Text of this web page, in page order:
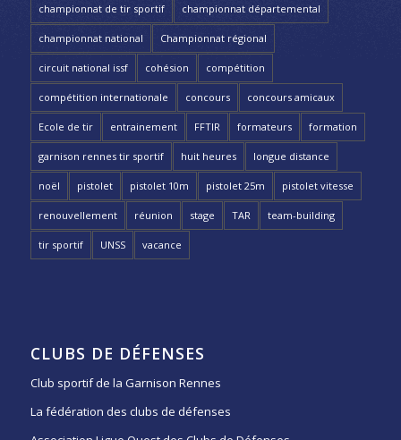
championnat de tir sportif championnat départemental
championnat national Championnat régional
circuit national issf cohésion compétition
compétition internationale concours concours amicaux
Ecole de tir entrainement FFTIR formateurs formation
garnison rennes tir sportif huit heures longue distance
noël pistolet pistolet 10m pistolet 25m pistolet vitesse
renouvellement réunion stage TAR team-building
tir sportif UNSS vacance
CLUBS DE DÉFENSES
Club sportif de la Garnison Rennes
La fédération des clubs de défenses